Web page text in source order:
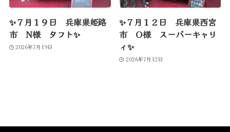
✨７月１９日 兵庫県姫路
市 N様 タフト✨
2026年7月19日
✨７月１２日 兵庫県西宮
市 O様 スーパーキャリ
ィ✨
2026年7月12日